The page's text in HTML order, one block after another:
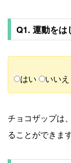
Q1. 運動をは
はい いいえ
チョコザップは
ることができます